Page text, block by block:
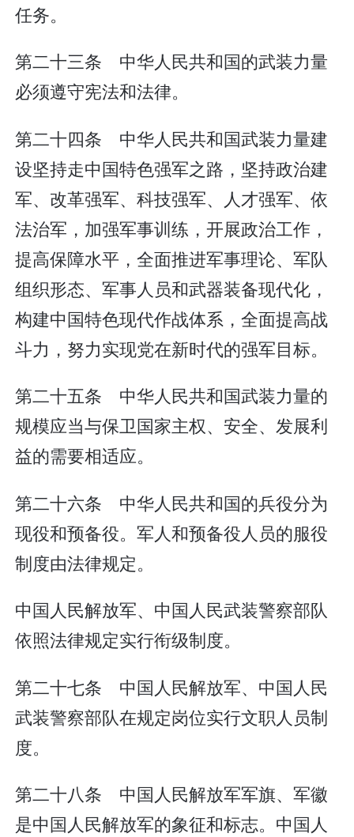
任务。
第二十三条 中华人民共和国的武装力量
必须遵守宪法和法律。
第二十四条 中华人民共和国武装力量建
设坚持走中国特色强军之路，坚持政治建
军、改革强军、科技强军、人才强军、依
法治军，加强军事训练，开展政治工作，
提高保障水平，全面推进军事理论、军队
组织形态、军事人员和武器装备现代化，
构建中国特色现代作战体系，全面提高战
斗力，努力实现党在新时代的强军目标。
第二十五条 中华人民共和国武装力量的
规模应当与保卫国家主权、安全、发展利
益的需要相适应。
第二十六条 中华人民共和国的兵役分为
现役和预备役。军人和预备役人员的服役
制度由法律规定。
中国人民解放军、中国人民武装警察部队
依照法律规定实行衔级制度。
第二十七条 中国人民解放军、中国人民
武装警察部队在规定岗位实行文职人员制
度。
第二十八条 中国人民解放军军旗、军徽
是中国人民解放军的象征和标志。中国人